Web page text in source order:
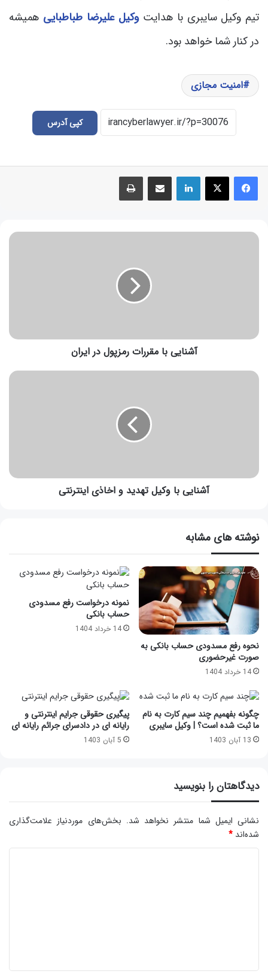
تیم وکیل سایبری با هدایتوکیل علیرضا طباطبایی همیشه
در کنار شما خواهد بود.
امنیت مجازی
کپی آدرس
آشنایی با مقررات رمزپول در ایران
آشنایی با وکیل تهدید و اخاذی اینترنتی
نوشته های مشابه
نحوه رفع مسدودی حساب بانکی به
صورت غیرحضوری
14 خرداد 1404
نمونه درخواست رفع مسدودی
حساب بانکی
14 خرداد 1404
چگونه بفهمیم چند سیم کارت به نام
ما ثبت شده است؟ | وکیل سایبری
13 آبان 1403
پیگیری حقوقی جرایم اینترنتی و
رایانه ای در دادسرای جرائم رایانه ای
5 آبان 1403
دیدگاهتان را بنویسید
نشانی ایمیل شما منتشر نخواهد شد. بخش‌های موردنیاز علامت‌گذاری
شده‌اند *